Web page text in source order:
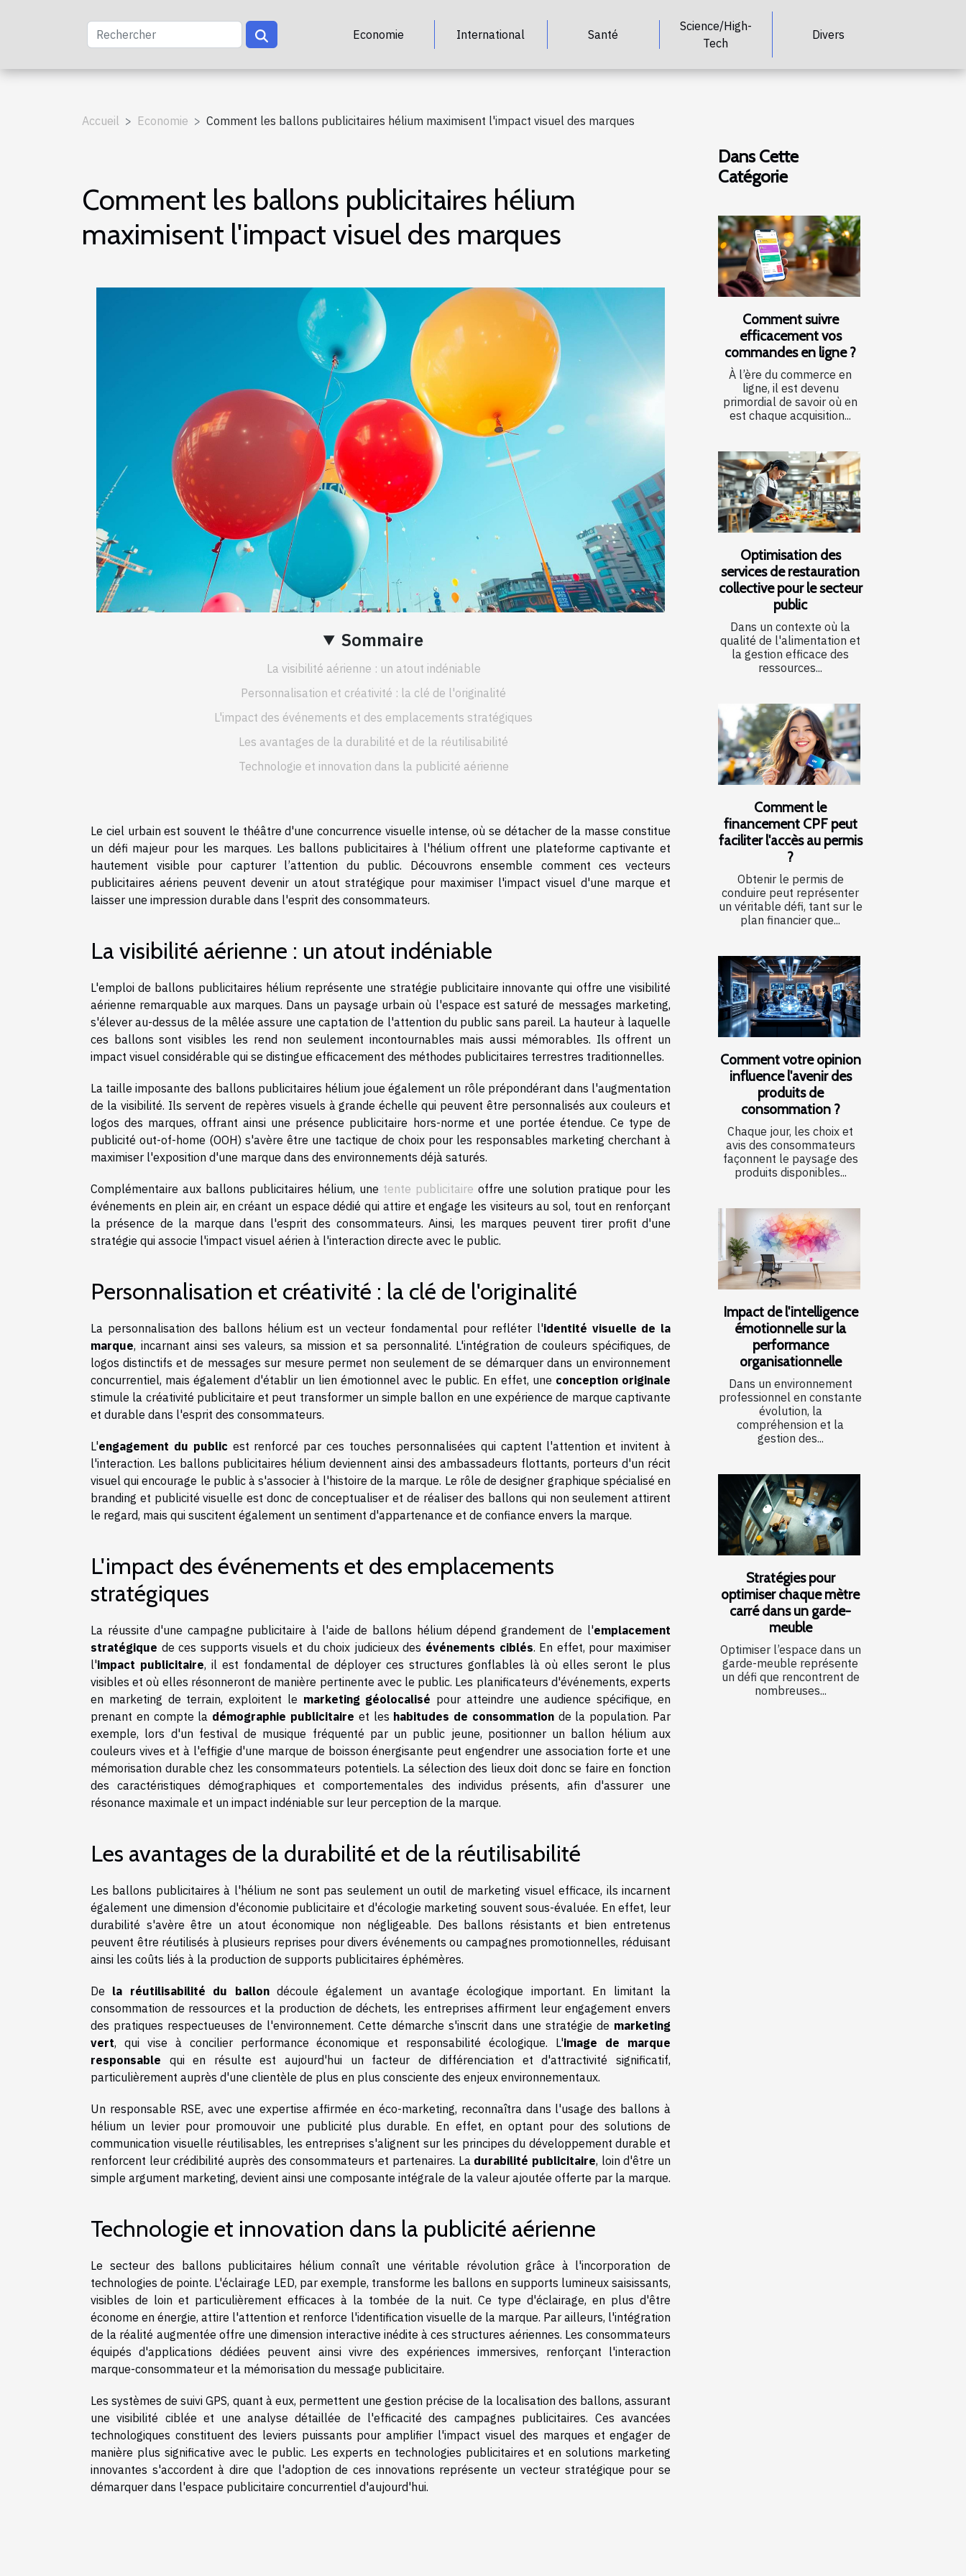
Economie International Santé
Science/High-
Tech
Divers
Accueil Economie Comment les ballons publicitaires hélium maximisent l'impact visuel des marques
Comment les ballons publicitaires hélium
maximisent l'impact visuel des marques
Sommaire
La visibilité aérienne : un atout indéniable
Personnalisation et créativité : la clé de l'originalité
L'impact des événements et des emplacements stratégiques
Les avantages de la durabilité et de la réutilisabilité
Technologie et innovation dans la publicité aérienne
Le ciel urbain est souvent le théâtre d'une concurrence visuelle intense, où se détacher de la masse constitue
un défi majeur pour les marques. Les ballons publicitaires à l'hélium offrent une plateforme captivante et
hautement visible pour capturer l’attention du public. Découvrons ensemble comment ces vecteurs
publicitaires aériens peuvent devenir un atout stratégique pour maximiser l'impact visuel d'une marque et
laisser une impression durable dans l'esprit des consommateurs.
La visibilité aérienne : un atout indéniable
L'emploi de ballons publicitaires hélium représente une stratégie publicitaire innovante qui offre une visibilité
aérienne remarquable aux marques. Dans un paysage urbain où l'espace est saturé de messages marketing,
s'élever au-dessus de la mêlée assure une captation de l'attention du public sans pareil. La hauteur à laquelle
ces ballons sont visibles les rend non seulement incontournables mais aussi mémorables. Ils offrent un
impact visuel considérable qui se distingue efficacement des méthodes publicitaires terrestres traditionnelles.
La taille imposante des ballons publicitaires hélium joue également un rôle prépondérant dans l'augmentation
de la visibilité. Ils servent de repères visuels à grande échelle qui peuvent être personnalisés aux couleurs et
logos des marques, offrant ainsi une présence publicitaire hors-norme et une portée étendue. Ce type de
publicité out-of-home (OOH) s'avère être une tactique de choix pour les responsables marketing cherchant à
maximiser l'exposition d'une marque dans des environnements déjà saturés.
Complémentaire aux ballons publicitaires hélium, une tente publicitaire offre une solution pratique pour les
événements en plein air, en créant un espace dédié qui attire et engage les visiteurs au sol, tout en renforçant
la présence de la marque dans l'esprit des consommateurs. Ainsi, les marques peuvent tirer profit d'une
stratégie qui associe l'impact visuel aérien à l'interaction directe avec le public.
Personnalisation et créativité : la clé de l'originalité
La personnalisation des ballons hélium est un vecteur fondamental pour refléter l'identité visuelle de la
marque, incarnant ainsi ses valeurs, sa mission et sa personnalité. L'intégration de couleurs spécifiques, de
logos distinctifs et de messages sur mesure permet non seulement de se démarquer dans un environnement
concurrentiel, mais également d'établir un lien émotionnel avec le public. En effet, une conception originale
stimule la créativité publicitaire et peut transformer un simple ballon en une expérience de marque captivante
et durable dans l'esprit des consommateurs.
L'engagement du publicest renforcé par ces touches personnalisées qui captent l'attention et invitent à
l'interaction. Les ballons publicitaires hélium deviennent ainsi des ambassadeurs flottants, porteurs d'un récit
visuel qui encourage le public à s'associer à l'histoire de la marque. Le rôle de designer graphique spécialisé en
branding et publicité visuelle est donc de conceptualiser et de réaliser des ballons qui non seulement attirent
le regard, mais qui suscitent également un sentiment d'appartenance et de confiance envers la marque.
L'impact des événements et des emplacements
stratégiques
La réussite d'une campagne publicitaire à l'aide de ballons hélium dépend grandement de l'emplacement
stratégique de ces supports visuels et du choix judicieux des événements ciblés. En effet, pour maximiser
l'impact publicitaire, il est fondamental de déployer ces structures gonflables là où elles seront le plus
visibles et où elles résonneront de manière pertinente avec le public. Les planificateurs d'événements, experts
en marketing de terrain, exploitent le marketing géolocalisé pour atteindre une audience spécifique, en
prenant en compte la démographie publicitaire et les habitudes de consommationde la population. Par
exemple, lors d'un festival de musique fréquenté par un public jeune, positionner un ballon hélium aux
couleurs vives et à l'effigie d'une marque de boisson énergisante peut engendrer une association forte et une
mémorisation durable chez les consommateurs potentiels. La sélection des lieux doit donc se faire en fonction
des caractéristiques démographiques et comportementales des individus présents, afin d'assurer une
résonance maximale et un impact indéniable sur leur perception de la marque.
Les avantages de la durabilité et de la réutilisabilité
Les ballons publicitaires à l'hélium ne sont pas seulement un outil de marketing visuel efficace, ils incarnent
également une dimension d'économie publicitaire et d'écologie marketing souvent sous-évaluée. En effet, leur
durabilité s'avère être un atout économique non négligeable. Des ballons résistants et bien entretenus
peuvent être réutilisés à plusieurs reprises pour divers événements ou campagnes promotionnelles, réduisant
ainsi les coûts liés à la production de supports publicitaires éphémères.
De la réutilisabilité du ballondécoule également un avantage écologique important. En limitant la
consommation de ressources et la production de déchets, les entreprises affirment leur engagement envers
des pratiques respectueuses de l'environnement. Cette démarche s'inscrit dans une stratégie de marketing
vert, qui vise à concilier performance économique et responsabilité écologique. L'image de marque
responsable qui en résulte est aujourd'hui un facteur de différenciation et d'attractivité significatif,
particulièrement auprès d'une clientèle de plus en plus consciente des enjeux environnementaux.
Un responsable RSE, avec une expertise affirmée en éco-marketing, reconnaîtra dans l'usage des ballons à
hélium un levier pour promouvoir une publicité plus durable. En effet, en optant pour des solutions de
communication visuelle réutilisables, les entreprises s'alignent sur les principes du développement durable et
renforcent leur crédibilité auprès des consommateurs et partenaires. La durabilité publicitaire, loin d'être un
simple argument marketing, devient ainsi une composante intégrale de la valeur ajoutée offerte par la marque.
Technologie et innovation dans la publicité aérienne
Le secteur des ballons publicitaires hélium connaît une véritable révolution grâce à l'incorporation de
technologies de pointe. L'éclairage LED, par exemple, transforme les ballons en supports lumineux saisissants,
visibles de loin et particulièrement efficaces à la tombée de la nuit. Ce type d'éclairage, en plus d'être
économe en énergie, attire l'attention et renforce l'identification visuelle de la marque. Par ailleurs, l'intégration
de la réalité augmentée offre une dimension interactive inédite à ces structures aériennes. Les consommateurs
équipés d'applications dédiées peuvent ainsi vivre des expériences immersives, renforçant l'interaction
marque-consommateur et la mémorisation du message publicitaire.
Les systèmes de suivi GPS, quant à eux, permettent une gestion précise de la localisation des ballons, assurant
une visibilité ciblée et une analyse détaillée de l'efficacité des campagnes publicitaires. Ces avancées
technologiques constituent des leviers puissants pour amplifier l'impact visuel des marques et engager de
manière plus significative avec le public. Les experts en technologies publicitaires et en solutions marketing
innovantes s'accordent à dire que l'adoption de ces innovations représente un vecteur stratégique pour se
démarquer dans l'espace publicitaire concurrentiel d'aujourd'hui.
Dans Cette
Catégorie
Comment suivre
efficacement vos
commandes en ligne ?
À l’ère du commerce en
ligne, il est devenu
primordial de savoir où en
est chaque acquisition...
Optimisation des
services de restauration
collective pour le secteur
public
Dans un contexte où la
qualité de l'alimentation et
la gestion efficace des
ressources...
Comment le
financement CPF peut
faciliter l'accès au permis
?
Obtenir le permis de
conduire peut représenter
un véritable défi, tant sur le
plan financier que...
Comment votre opinion
influence l'avenir des
produits de
consommation ?
Chaque jour, les choix et
avis des consommateurs
façonnent le paysage des
produits disponibles...
Impact de l'intelligence
émotionnelle sur la
performance
organisationnelle
Dans un environnement
professionnel en constante
évolution, la
compréhension et la
gestion des...
Stratégies pour
optimiser chaque mètre
carré dans un garde-
meuble
Optimiser l’espace dans un
garde-meuble représente
un défi que rencontrent de
nombreuses...